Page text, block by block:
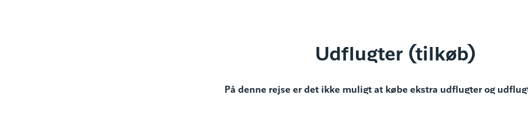
Udflugter (tilkøb)
På denne rejse er det ikke muligt at købe ekstra udflugter og